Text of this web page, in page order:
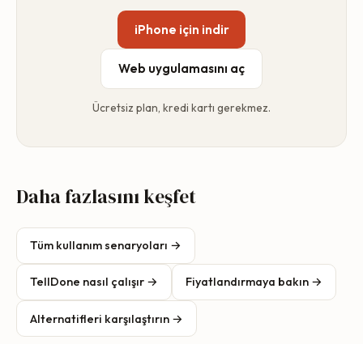
iPhone için indir
Web uygulamasını aç
Ücretsiz plan, kredi kartı gerekmez.
Daha fazlasını keşfet
Tüm kullanım senaryoları →
TellDone nasıl çalışır → Fiyatlandırmaya bakın →
Alternatifleri karşılaştırın →